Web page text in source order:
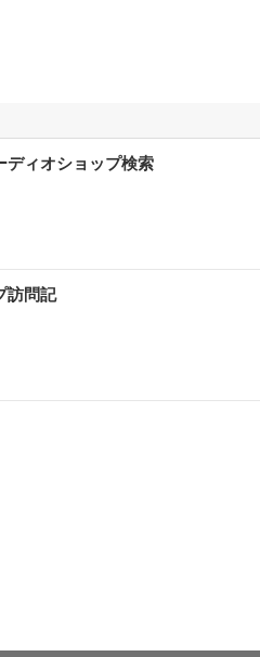
ディオショップ検索
訪問記